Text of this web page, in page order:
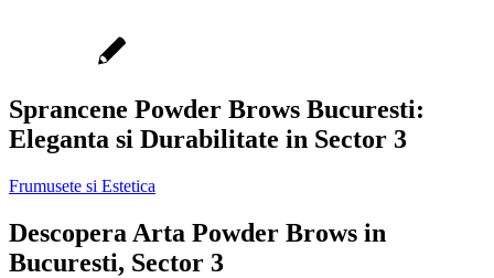
Sprancene Powder Brows Bucuresti:
Eleganta si Durabilitate in Sector 3
Frumusete si Estetica
Descopera Arta Powder Brows in
Bucuresti, Sector 3